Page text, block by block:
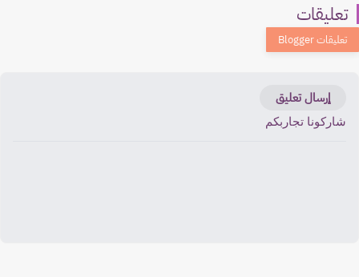
تعليقات
إرسال تعليق
شاركونا تجاربكم